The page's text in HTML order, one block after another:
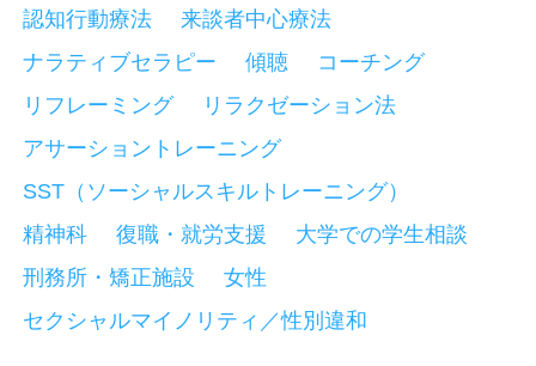
認知行動療法
来談者中心療法
ナラティブセラピー
傾聴
コーチング
リフレーミング
リラクゼーション法
アサーショントレーニング
SST（ソーシャルスキルトレーニング）
精神科
復職・就労支援
大学での学生相談
刑務所・矯正施設
女性
セクシャルマイノリティ／性別違和